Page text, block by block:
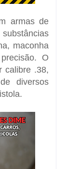
armas de
, maconha
O
calibre .38,
diversos